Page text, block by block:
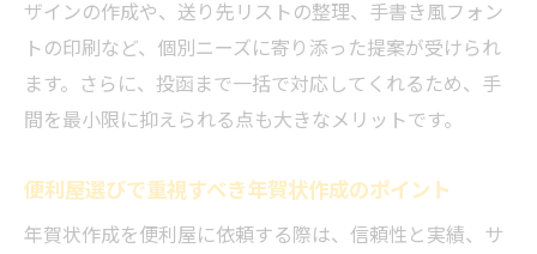
ザインの作成や、送り先リストの整理、手書き風フォン
トの印刷など、個別ニーズに寄り添った提案が受けられ
ます。さらに、投函まで一括で対応してくれるため、手
間を最小限に抑えられる点も大きなメリットです。
便利屋選びで重視すべき年賀状作成のポイント
年賀状作成を便利屋に依頼する際は、信頼性と実績、サ